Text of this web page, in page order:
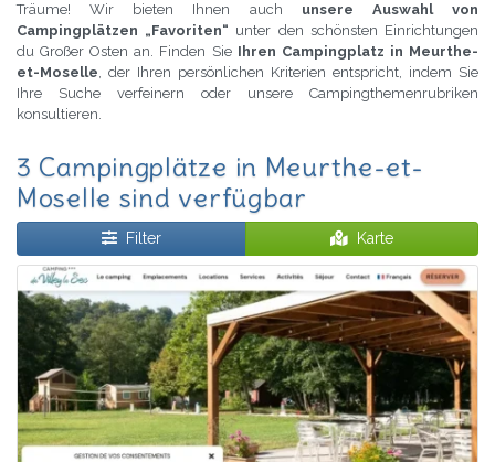
Träume! Wir bieten Ihnen auch unsere Auswahl von
Campingplätzen „Favoriten“ unter den schönsten Einrichtungen
du Großer Osten an. Finden Sie Ihren Campingplatz in Meurthe-
et-Moselle, der Ihren persönlichen Kriterien entspricht, indem Sie
Ihre Suche verfeinern oder unsere Campingthemenrubriken
konsultieren.
3 Campingplätze in Meurthe-et-
Moselle sind verfügbar
Filter Karte